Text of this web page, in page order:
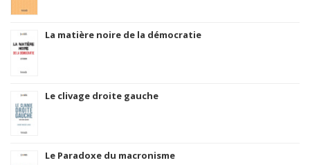
La matière noire de la démocratie
Le clivage droite gauche
Le Paradoxe du macronisme